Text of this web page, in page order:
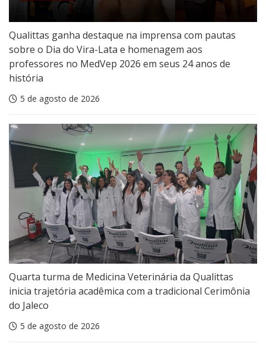
Qualittas ganha destaque na imprensa com pautas
sobre o Dia do Vira-Lata e homenagem aos
professores no MedVep 2026 em seus 24 anos de
história
5 de agosto de 2026
Quarta turma de Medicina Veterinária da Qualittas
inicia trajetória acadêmica com a tradicional Cerimônia
do Jaleco
5 de agosto de 2026